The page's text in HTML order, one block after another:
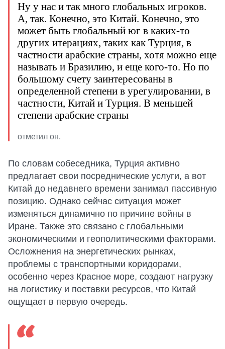
Ну у нас и так много глобальных игроков.
А, так. Конечно, это Китай. Конечно, это
может быть глобальный юг в каких-то
других итерациях, таких как Турция, в
частности арабские страны, хотя можно еще
называть и Бразилию, и еще кого-то. Но по
большому счету заинтересованы в
определенной степени в урегулировании, в
частности, Китай и Турция. В меньшей
степени арабские страны
отметил он.
По словам собеседника, Турция активно
предлагает свои посреднические услуги, а вот
Китай до недавнего времени занимал пассивную
позицию. Однако сейчас ситуация может
изменяться динамично по причине войны в
Иране. Также это связано с глобальными
экономическими и геополитическими факторами.
Осложнения на энергетических рынках,
проблемы с транспортными коридорами,
особенно через Красное море, создают нагрузку
на логистику и поставки ресурсов, что Китай
ощущает в первую очередь.